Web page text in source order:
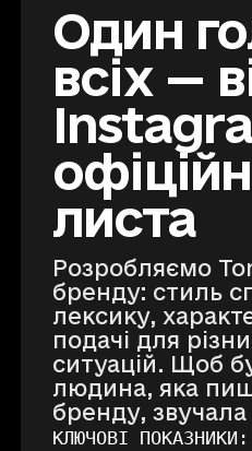
Один
всіх —
листа
Розробляємо
бренду: стиль
лексику,
подачі для
ситуацій. Щоб
людина, яка
бренду,
КЛЮЧОВІ ПОКАЗНИКИ: